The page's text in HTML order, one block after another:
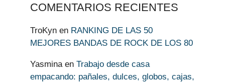
COMENTARIOS RECIENTES
TroKyn en RANKING DE LAS 50
MEJORES BANDAS DE ROCK DE LOS 80
Yasmina en Trabajo desde casa
empacando: pañales, dulces, globos, cajas,